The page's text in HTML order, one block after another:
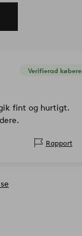
Verifierad købere
fint og hurtigt.
Rapport